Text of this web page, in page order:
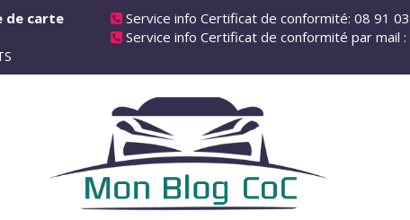
de carte
Service info Certificat de conformité: 08 91
Service info Certificat de conformité par mail :